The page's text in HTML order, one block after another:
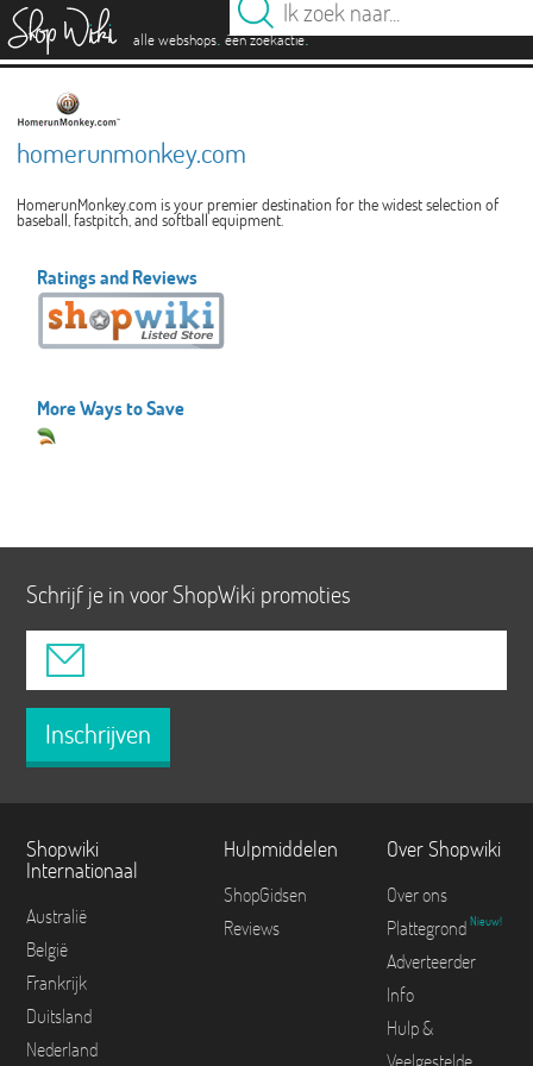
alle webshops. één zoekactie.
homerunmonkey.com
HomerunMonkey.com is your premier destination for the widest selection of
baseball, fastpitch, and softball equipment.
Ratings and Reviews
More Ways to Save
Schrijf je in voor ShopWiki promoties
Inschrijven
Shopwiki
Internationaal
Australië
België
Frankrijk
Duitsland
Nederland
Hulpmiddelen
ShopGidsen
Reviews
Over Shopwiki
Over ons
Plattegrond Nieuw!
Adverteerder
Info
Hulp &
Veelgestelde